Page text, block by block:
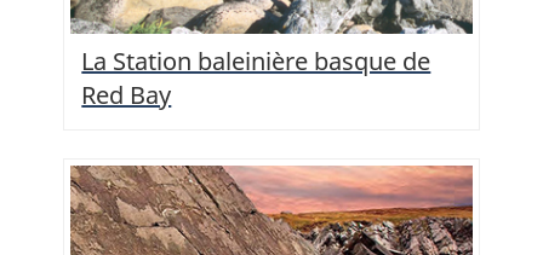
La Station baleinière basque de
Red Bay